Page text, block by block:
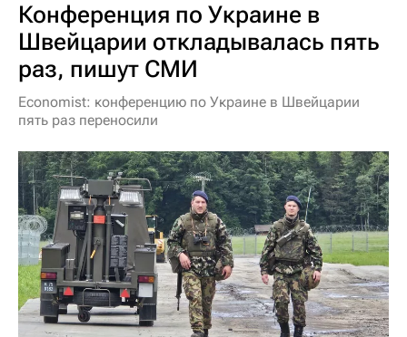
Конференция по Украине в
Швейцарии откладывалась пять
раз, пишут СМИ
Economist: конференцию по Украине в Швейцарии
пять раз переносили